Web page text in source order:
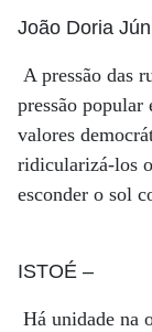
João Doria
A pressão das
pressão popular
valores
ridicularizá-los
esconder o sol
ISTOÉ –
Há unidade na